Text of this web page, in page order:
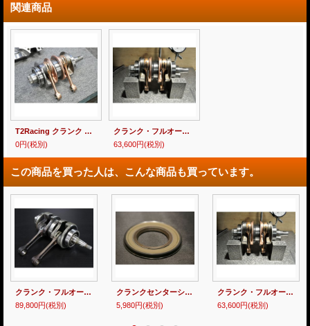
関連商品
T2Racing クランク 買い取りプロジェクト！ NSR250R MC18/MC21/MC28
0円(税別)
クランク・フルオーバーホール受付 MC16
63,600円(税別)
この商品を買った人は、こんな商品も買っています。
クランク・フルオーバーホール受付 YAMAHA TZR250R 3XV 【 STD ・ RS 】
89,800円(税別)
クランクセンターシール YAMAHA TZR250R 3XV STD/RS 用
5,980円(税別)
クランク・フルオーバーホール受付 MC16
63,600円(税別)